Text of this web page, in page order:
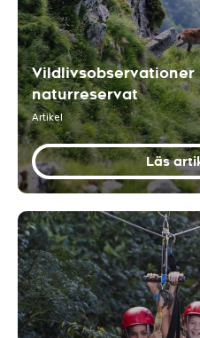
Vildlivsobservationer
naturreservat
Artikel
Läs